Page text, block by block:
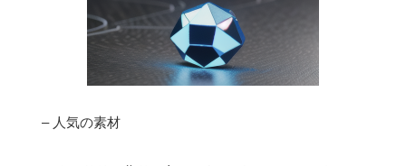
– 人気の素材